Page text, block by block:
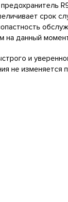
срок
на данный
и
не изменяется